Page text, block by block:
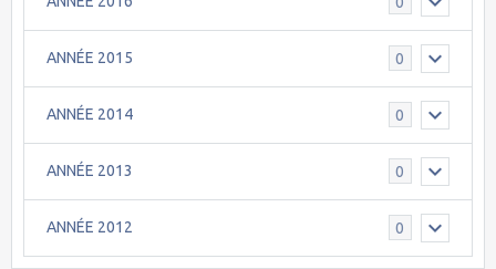
ANNÉE 2015 0
ANNÉE 2014 0
ANNÉE 2013 0
ANNÉE 2012 0